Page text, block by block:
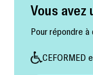
Vous avez
Pour répondre
CEFORMED